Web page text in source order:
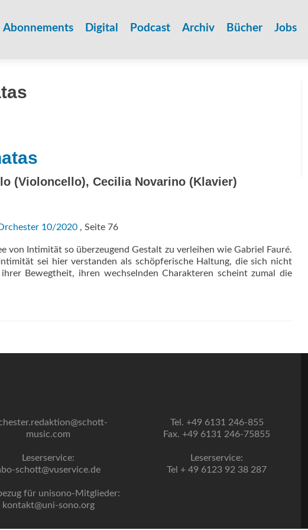
Abonnements Digital Podcast Archiv Bücher Jobs
(Violoncello), Cecilia Novarino (Klavier)
10/2020 , Seite 76
von Intimität so überzeugend Gestalt zu verleihen wie Gabriel Fauré.
sei hier verstanden als schöpferische Haltung, die sich nicht
Bewegtheit, ihren wechselnden Charakteren scheint zumal die
music.com
Leserservice:
schott@vuservice.de
für unisono-Mitglieder:
kontakt@uni-sono.org
Tel. +49 6131 246-855
Fax. +49 6131 246-75855
Leserservice:
Tel + 49 6123 92 38 287